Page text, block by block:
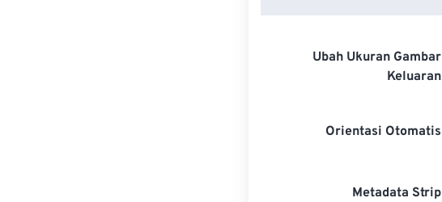
Ubah Ukuran Gambar
Keluaran
Orientasi Otomatis
Metadata Strip